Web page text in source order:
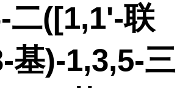
二([1,1'-联
基)-1,3,5-三